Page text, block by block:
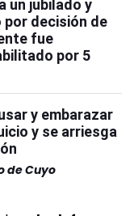
un jubilado y
por decisión de
fue
por 5
y embarazar
y se arriesga
de Cuyo